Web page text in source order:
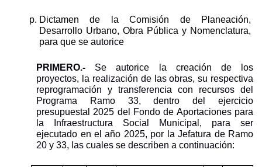
Dictamen de la Comisión de Planeación,
Desarrollo Urbano, Obra Pública y Nomenclatura,
para que se autorice
PRIMERO.- Se autorice la creación de los
proyectos, la realización de las obras, su respectiva
reprogramación y transferencia con recursos del
Programa Ramo 33, dentro del ejercicio
presupuestal 2025 del Fondo de Aportaciones para
la Infraestructura Social Municipal, para ser
ejecutado en el año 2025, por la Jefatura de Ramo
20 y 33, las cuales se describen a continuación: